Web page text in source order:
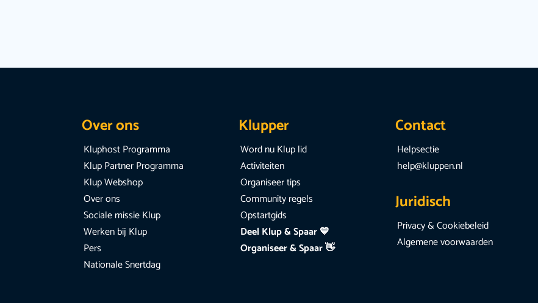
Over ons
Kluphost Programma
Klup Partner Programma
Klup Webshop
Over ons
Sociale missie Klup
Werken bij Klup
Pers
Nationale Snertdag
Klupper
Word nu Klup lid
Activiteiten
Organiseer tips
Community regels
Opstartgids
Deel Klup & Spaar 💙
Organiseer & Spaar 👋
Contact
Helpsectie
help@kluppen.nl
Juridisch
Privacy & Cookiebeleid
Algemene voorwaarden